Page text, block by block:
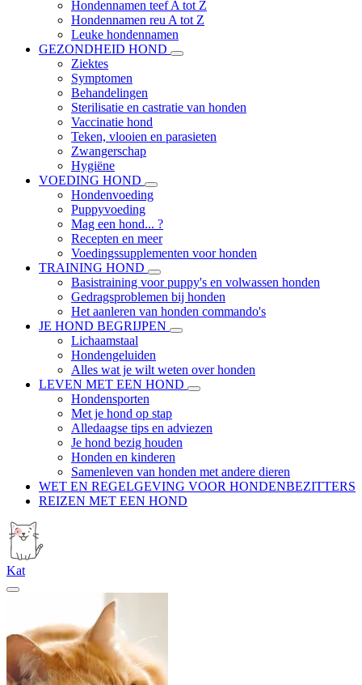
Hondennamen teef A tot Z
Hondennamen reu A tot Z
Leuke hondennamen
GEZONDHEID HOND
Ziektes
Symptomen
Behandelingen
Sterilisatie en castratie van honden
Vaccinatie hond
Teken, vlooien en parasieten
Zwangerschap
Hygiëne
VOEDING HOND
Hondenvoeding
Puppyvoeding
Mag een hond... ?
Recepten en meer
Voedingssupplementen voor honden
TRAINING HOND
Basistraining voor puppy's en volwassen honden
Gedragsproblemen bij honden
Het aanleren van honden commando's
JE HOND BEGRIJPEN
Lichaamstaal
Hondengeluiden
Alles wat je wilt weten over honden
LEVEN MET EEN HOND
Hondensporten
Met je hond op stap
Alledaagse tips en adviezen
Je hond bezig houden
Honden en kinderen
Samenleven van honden met andere dieren
WET EN REGELGEVING VOOR HONDENBEZITTERS
REIZEN MET EEN HOND
Kat